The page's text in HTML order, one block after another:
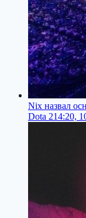
Nix назвал
Dota 214:20,